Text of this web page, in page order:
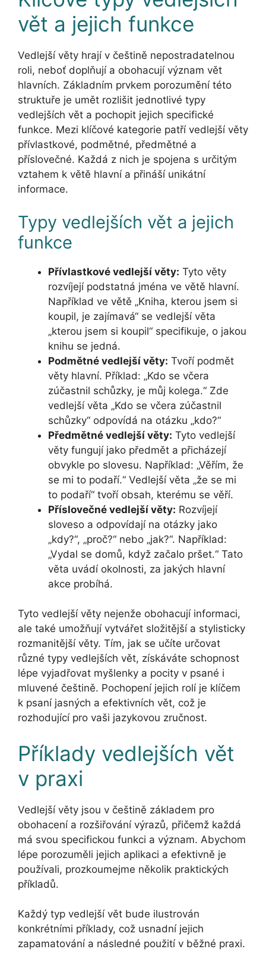
vět a jejich funkce
Vedlejší věty hrají v češtině nepostradatelnou
roli, neboť doplňují a obohacují význam vět
hlavních. Základním prvkem porozumění této
struktuře je umět rozlišit jednotlivé typy
vedlejších vět a pochopit jejich specifické
funkce. Mezi klíčové kategorie patří vedlejší věty
přívlastkové, podmětné, předmětné a
příslovečné. Každá z nich je spojena s určitým
vztahem k větě hlavní a přináší unikátní
informace.
Typy vedlejších vět a jejich
funkce
Přívlastkové vedlejší věty: Tyto věty
rozvíjejí podstatná jména ve větě hlavní.
Například ve větě „Kniha, kterou jsem si
koupil, je zajímavá“ se vedlejší věta
„kterou jsem si koupil“ specifikuje, o jakou
knihu se jedná.
Podmětné vedlejší věty: Tvoří podmět
věty hlavní. Příklad: „Kdo se včera
zúčastnil schůzky, je můj kolega.“ Zde
vedlejší věta „Kdo se včera zúčastnil
schůzky“ odpovídá na otázku „kdo?“
Předmětné vedlejší věty: Tyto vedlejší
věty fungují jako předmět a přicházejí
obvykle po slovesu. Například: „Věřím, že
se mi to podaří.“ Vedlejší věta „že se mi
to podaří“ tvoří obsah, kterému se věří.
Příslovečné vedlejší věty: Rozvíjejí
sloveso a odpovídají na otázky jako
„kdy?“, „proč?“ nebo „jak?“. Například:
„Vydal se domů, když začalo pršet.“ Tato
věta uvádí okolnosti, za jakých hlavní
akce probíhá.
Tyto vedlejší věty nejenže obohacují informaci,
ale také umožňují vytvářet složitější a stylisticky
rozmanitější věty. Tím, jak se učíte určovat
různé typy vedlejších vět, získáváte schopnost
lépe vyjadřovat myšlenky a pocity v psané i
mluvené češtině. Pochopení jejich rolí je klíčem
k psaní jasných a efektivních vět, což je
rozhodující pro vaši jazykovou zručnost.
Příklady vedlejších vět
v praxi
Vedlejší věty jsou v češtině základem pro
obohacení a rozšiřování výrazů, přičemž každá
má svou specifickou funkci a význam. Abychom
lépe porozuměli jejich aplikaci a efektivně je
používali, prozkoumejme několik praktických
příkladů.
Každý typ vedlejší vět bude ilustrován
konkrétními příklady, což usnadní jejich
zapamatování a následné použití v běžné praxi.